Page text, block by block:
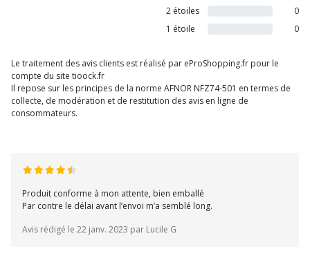
2 étoiles
0
1 étoile
0
Le traitement des avis clients est réalisé par eProShopping.fr pour le
compte du site tioock.fr
Il repose sur les principes de la norme AFNOR NFZ74-501 en termes de
collecte, de modération et de restitution des avis en ligne de
consommateurs.
Produit conforme à mon attente, bien emballé
Par contre le délai avant l’envoi m’a semblé long.
Avis rédigé le 22 janv. 2023 par Lucile G